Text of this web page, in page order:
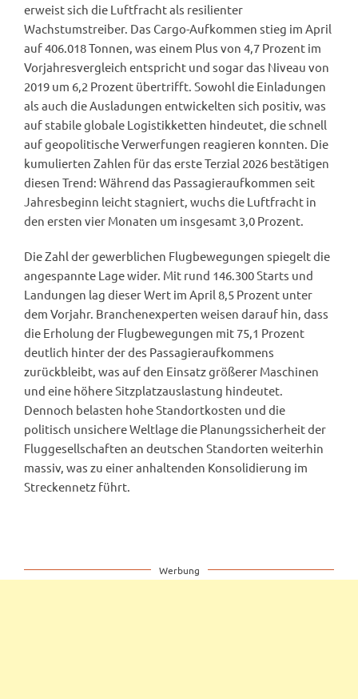
erweist sich die Luftfracht als resilienter
Wachstumstreiber. Das Cargo-Aufkommen stieg im April
auf 406.018 Tonnen, was einem Plus von 4,7 Prozent im
Vorjahresvergleich entspricht und sogar das Niveau von
2019 um 6,2 Prozent übertrifft. Sowohl die Einladungen
als auch die Ausladungen entwickelten sich positiv, was
auf stabile globale Logistikketten hindeutet, die schnell
auf geopolitische Verwerfungen reagieren konnten. Die
kumulierten Zahlen für das erste Terzial 2026 bestätigen
diesen Trend: Während das Passagieraufkommen seit
Jahresbeginn leicht stagniert, wuchs die Luftfracht in
den ersten vier Monaten um insgesamt 3,0 Prozent.
Die Zahl der gewerblichen Flugbewegungen spiegelt die
angespannte Lage wider. Mit rund 146.300 Starts und
Landungen lag dieser Wert im April 8,5 Prozent unter
dem Vorjahr. Branchenexperten weisen darauf hin, dass
die Erholung der Flugbewegungen mit 75,1 Prozent
deutlich hinter der des Passagieraufkommens
zurückbleibt, was auf den Einsatz größerer Maschinen
und eine höhere Sitzplatzauslastung hindeutet.
Dennoch belasten hohe Standortkosten und die
politisch unsichere Weltlage die Planungssicherheit der
Fluggesellschaften an deutschen Standorten weiterhin
massiv, was zu einer anhaltenden Konsolidierung im
Streckennetz führt.
Werbung